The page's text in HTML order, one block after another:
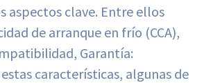
aspectos clave. Entre ellos
de arranque en frío (CCA),
Garantía:
características, algunas de